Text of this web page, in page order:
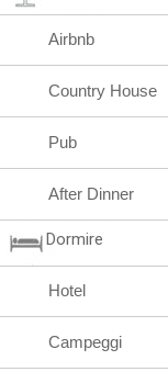
Airbnb
Country House
Pub
After Dinner
Dormire
Hotel
Campeggi